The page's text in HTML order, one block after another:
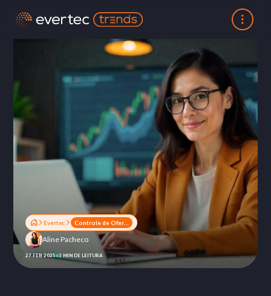
Evertec
Aline Pacheco
27 FEB 2025 3 MIN DE LEITURA